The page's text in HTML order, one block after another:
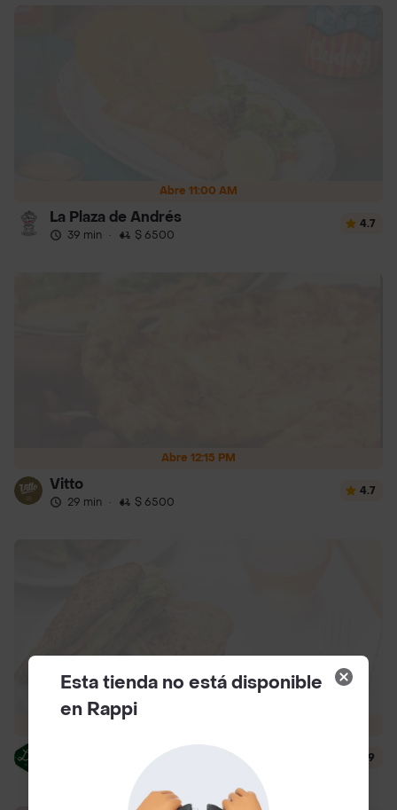
Abre 11:00 AM
La Plaza de Andrés
39 min · $ 6500
4.7
Abre 12:15 PM
Vitto
29 min · $ 6500
4.7
$ 5000
4.9
Esta tienda no está disponible
en Rappi